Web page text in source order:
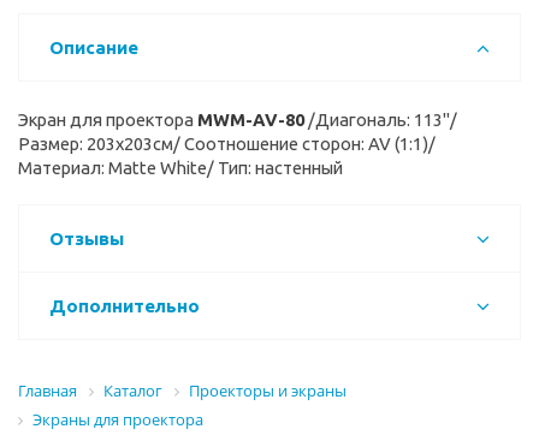
Описание
Экран для проектора MWM-AV-80/Диагональ: 113"/
Размер: 203x203см/ Соотношение сторон: AV (1:1)/
Материал: Matte White/ Тип: настенный
Отзывы
Дополнительно
Главная Каталог
Проекторы и экраны
Экраны для проектора